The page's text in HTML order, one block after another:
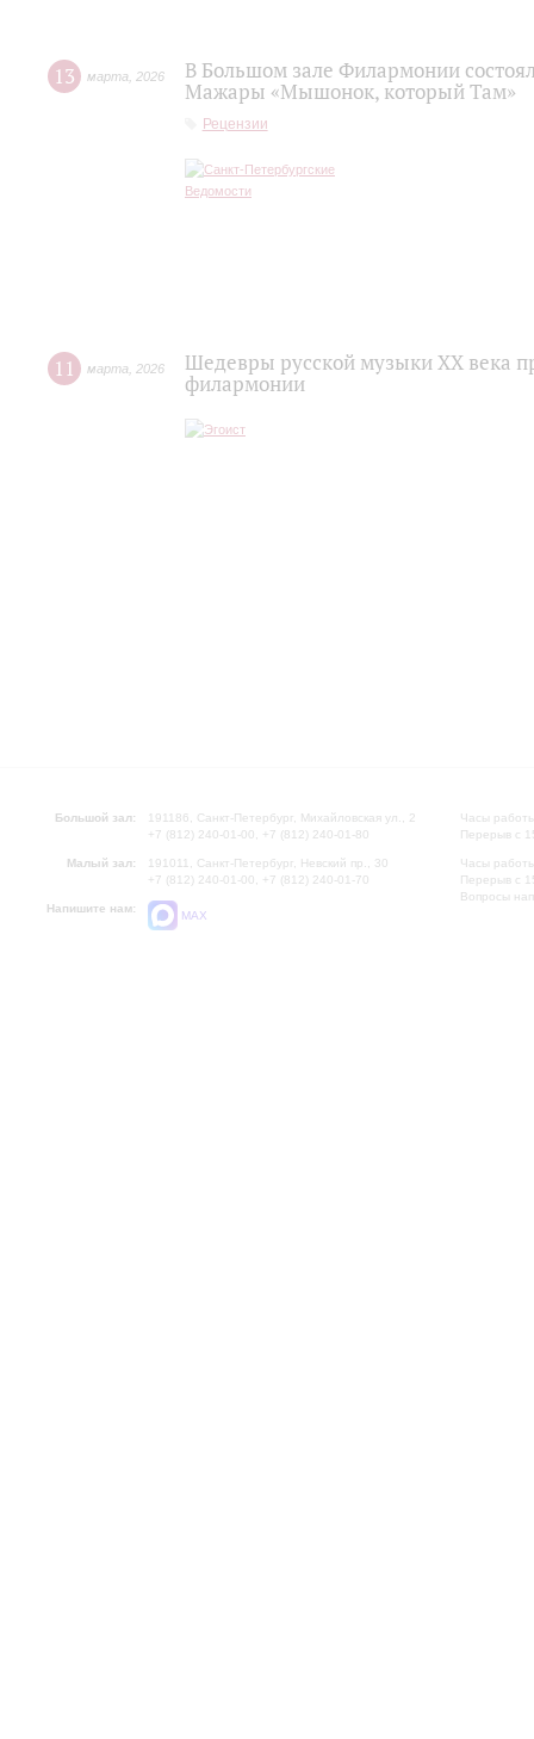
13 марта 2026
В Большом зале Филармонии
Мажары «Мышонок, который Там»
Рецензии
11 марта 2026
Шедевры русской музыки XX века
филармонии
Большой зал:
191186, Санкт-Петербург, Михайловская ул., 2
+7 (812) 240-01-00, +7 (812) 240-01-80
Малый зал:
191011, Санкт-Петербург, Невский пр., 30
+7 (812) 240-01-00, +7 (812) 240-01-70
Напишите нам:
MAX
Часы
Перерыв с
Часы
Перерыв с
Вопросы